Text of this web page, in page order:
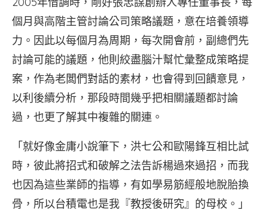
個月與高階主管討論公司策略議題，意在培養領導
力。因此以每個月為周期，每次開會前，副總們先
討論可能的議題，他則絞盡腦汁幫忙彙整成策略提
案，作為老闆們對話的素材，也會得到回饋意見，
以利後續分析，那段時間幾乎把相關議題都討論
過，也更了解其中複雜的關連。
「就好像金庸小說筆下，洪七公和歐陽鋒互相比試
時，彼此將招式和破解之法告訴楊過來過招，而我
也因為這些業師的指導，有如學易筋經般地脫胎換
骨，所以台積電也是我『教授後研究』的母校。」